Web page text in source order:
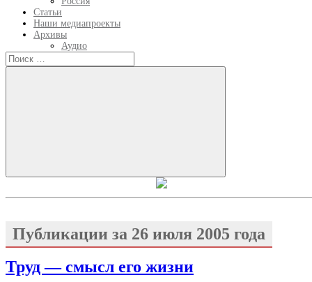
Статьи
Наши медиапроекты
Архивы
Аудио
Искать:
Искать
Публикации за 26 июля 2005 года
Труд — смысл его жизни